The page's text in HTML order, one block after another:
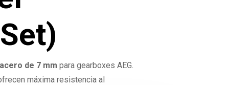
de 7 mm para gearboxes AEG.
máxima resistencia al